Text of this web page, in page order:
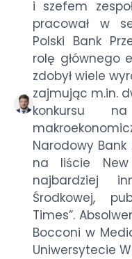
i szefem
pracował w
Polski Bank
rolę głównego
zdobył wiele
zajmując m.in.
konkursu
Narodowy Bank
na liście New
najbardziej
Środkowej,
Times”.
Bocconi w
Uniwersytecie